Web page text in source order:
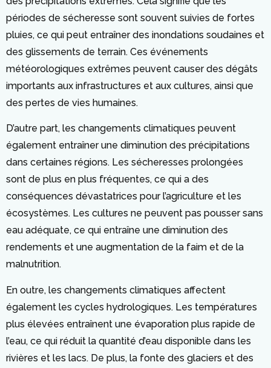
périodes de sécheresse sont souvent suivies de fortes
pluies, ce qui peut entraîner des inondations soudaines et
des glissements de terrain. Ces événements
météorologiques extrêmes peuvent causer des dégâts
importants aux infrastructures et aux cultures, ainsi que
des pertes de vies humaines.
D’autre part, les changements climatiques peuvent
également entraîner une diminution des précipitations
dans certaines régions. Les sécheresses prolongées
sont de plus en plus fréquentes, ce qui a des
conséquences dévastatrices pour l’agriculture et les
écosystèmes. Les cultures ne peuvent pas pousser sans
eau adéquate, ce qui entraîne une diminution des
rendements et une augmentation de la faim et de la
malnutrition.
En outre, les changements climatiques affectent
également les cycles hydrologiques. Les températures
plus élevées entraînent une évaporation plus rapide de
l’eau, ce qui réduit la quantité d’eau disponible dans les
rivières et les lacs. De plus, la fonte des glaciers et des